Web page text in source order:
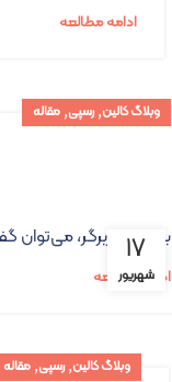
ادامه مطالعه
۱۷
شهریور
وبلاگ کالین,رسپی,مقاله
بعد از چیزبرگر،
ادامه مطالعه
وبلاگ کالین,رسپی, مقاله